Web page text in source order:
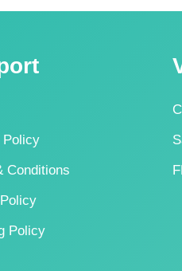
Conditions
Policy